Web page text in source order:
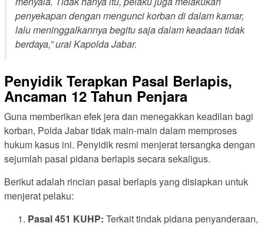
penyekapan dengan mengunci korban di dalam kamar,
lalu meninggalkannya begitu saja dalam keadaan tidak
berdaya,” urai Kapolda Jabar.
Penyidik Terapkan Pasal Berlapis,
Ancaman 12 Tahun Penjara
Guna memberikan efek jera dan menegakkan keadilan bagi
korban, Polda Jabar tidak main-main dalam memproses
hukum kasus ini. Penyidik resmi menjerat tersangka dengan
sejumlah pasal pidana berlapis secara sekaligus.
Berikut adalah rincian pasal berlapis yang disiapkan untuk
menjerat pelaku:
Pasal 451 KUHP: Terkait tindak pidana penyanderaan,